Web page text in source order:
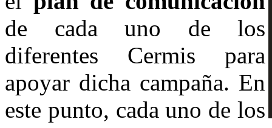
de cada uno de los
diferentes Cermis para
apoyar dicha campaña. En
este punto, cada uno de los